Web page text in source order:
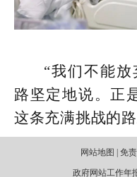
“我们不能
路坚定地说。正
这条充满挑战的
网站地图 | 免
政府网站工作年